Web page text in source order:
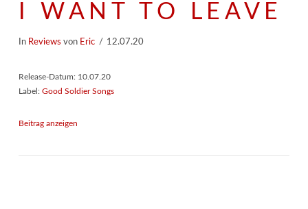
I WANT TO LEAVE
In Reviews von Eric 12.07.20
Release-Datum: 10.07.20
Label: Good Soldier Songs
Beitrag anzeigen